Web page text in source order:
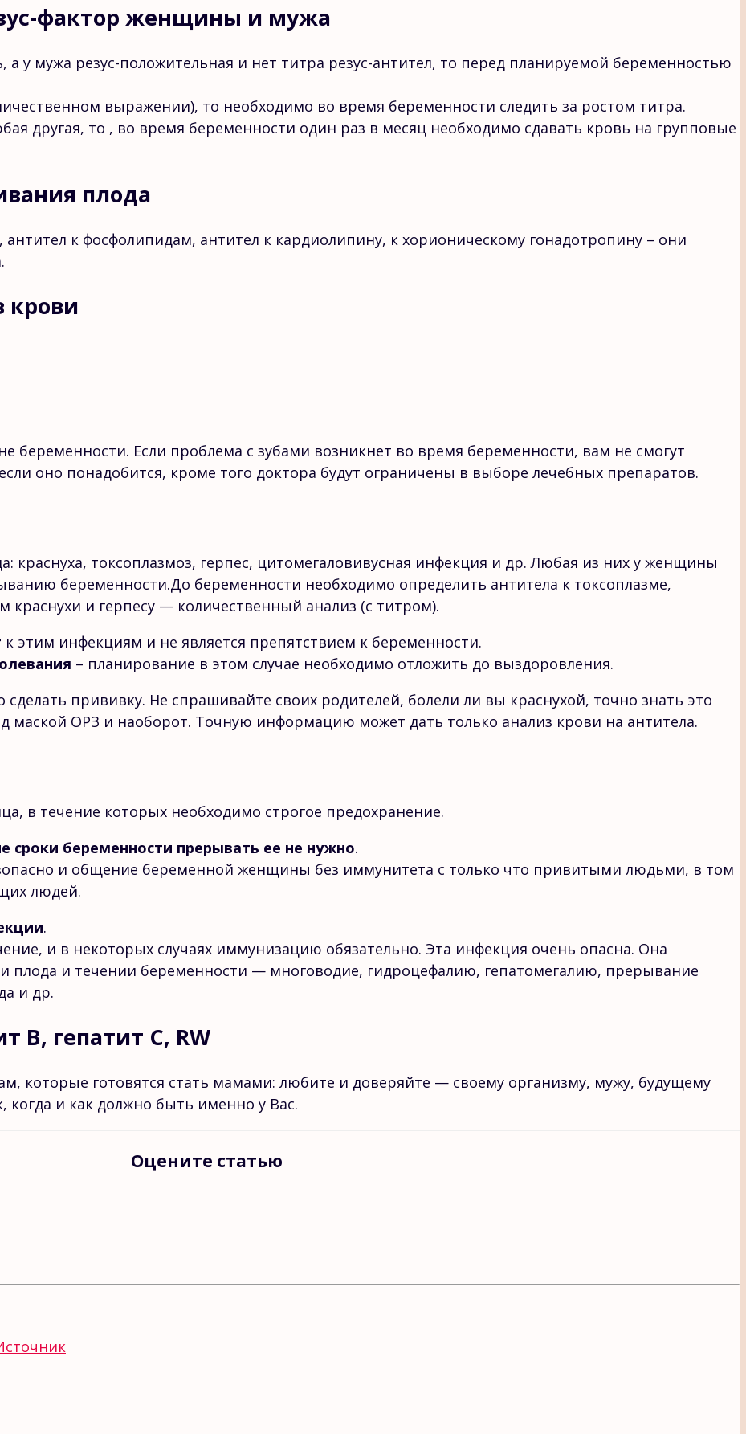
фактор женщины и мужа
у мужа резус-положительная и нет титра резус-антител, то перед планируемой беременностью
выражении), то необходимо во время беременности следить за ростом титра.
другая, то , во время беременности один раз в месяц необходимо сдавать кровь на групповые
плода
к фосфолипидам, антител к кардиолипину, к хорионическому гонадотропину – они
крови
беременности. Если проблема с зубами возникнет во время беременности, вам не смогут
оно понадобится, кроме того доктора будут ограничены в выборе лечебных препаратов.
краснуха, токсоплазмоз, герпес, цитомегаловивусная инфекция и др. Любая из них у женщины
беременности.До беременности необходимо определить антитела к токсоплазме,
краснухи и герпесу — количественный анализ (с титром).
к этим инфекциям и не является препятствием к беременности.
– планирование в этом случае необходимо отложить до выздоровления.
сделать прививку. Не спрашивайте своих родителей, болели ли вы краснухой, точно знать это
маской ОРЗ и наоборот. Точную информацию может дать только анализ крови на антитела.
в течение которых необходимо строгое предохранение.
сроки беременности прерывать ее не нужно.
и общение беременной женщины без иммунитета с только что привитыми людьми, в том
людей.
.
и в некоторых случаях иммунизацию обязательно. Эта инфекция очень опасна. Она
плода и течении беременности — многоводие, гидроцефалию, гепатомегалию, прерывание
и др.
В, гепатит С, RW
которые готовятся стать мамами: любите и доверяйте — своему организму, мужу, будущему
когда и как должно быть именно у Вас.
Оцените статью